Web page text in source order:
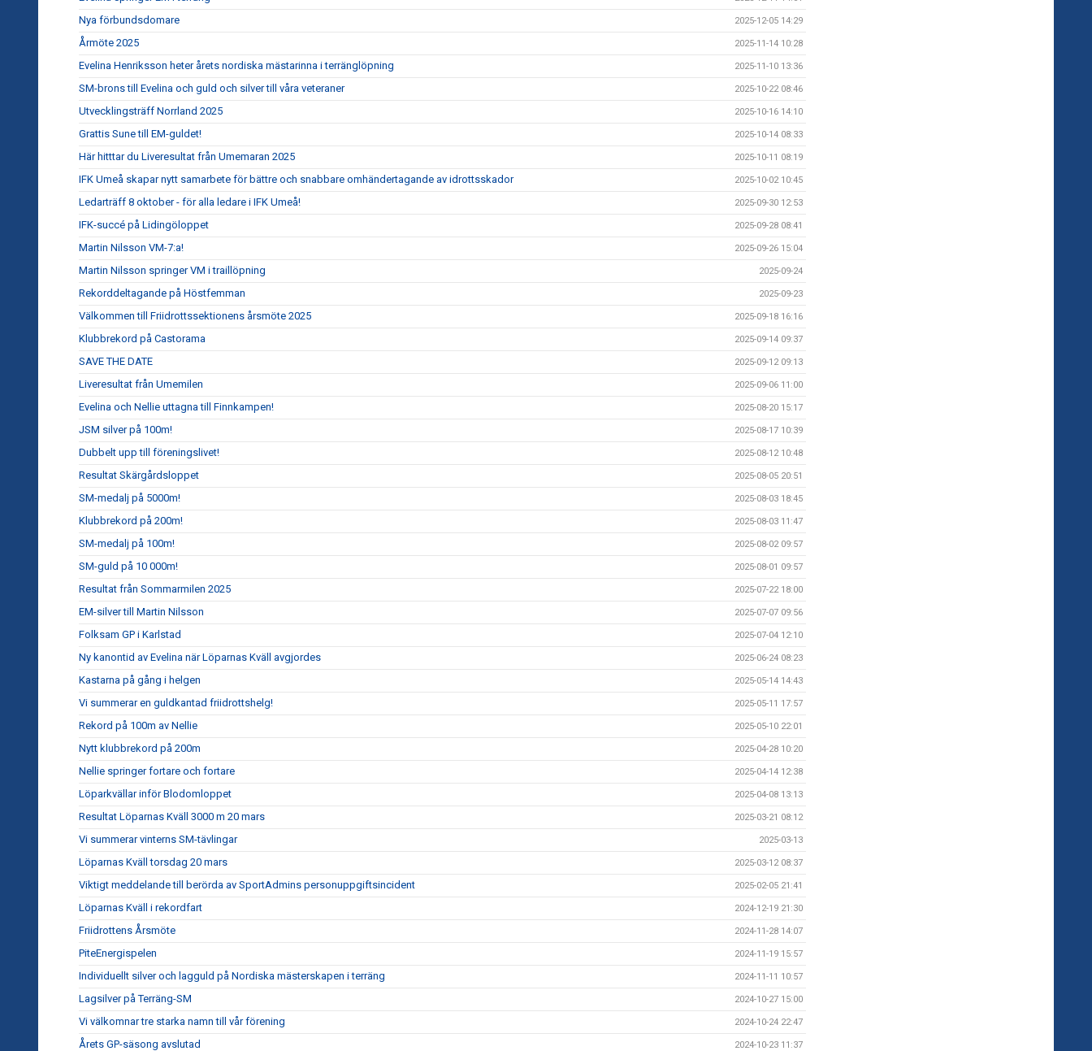
Nya förbundsdomare 2025-12-05 14:29
Årmöte 2025 2025-11-14 10:28
Evelina Henriksson heter årets nordiska mästarinna i terränglöpning 2025-11-10 13:36
SM-brons till Evelina och guld och silver till våra veteraner 2025-10-22 08:46
Utvecklingsträff Norrland 2025 2025-10-16 14:10
Grattis Sune till EM-guldet! 2025-10-14 08:33
Här hitttar du Liveresultat från Umemaran 2025 2025-10-11 08:19
IFK Umeå skapar nytt samarbete för bättre och snabbare omhändertagande av idrottsskador 2025-10-02 10:45
Ledarträff 8 oktober - för alla ledare i IFK Umeå! 2025-09-30 12:53
IFK-succé på Lidingöloppet 2025-09-28 08:41
Martin Nilsson VM-7:a! 2025-09-26 15:04
Martin Nilsson springer VM i traillöpning 2025-09-24
Rekorddeltagande på Höstfemman 2025-09-23
Välkommen till Friidrottssektionens årsmöte 2025 2025-09-18 16:16
Klubbrekord på Castorama 2025-09-14 09:37
SAVE THE DATE 2025-09-12 09:13
Liveresultat från Umemilen 2025-09-06 11:00
Evelina och Nellie uttagna till Finnkampen! 2025-08-20 15:17
JSM silver på 100m! 2025-08-17 10:39
Dubbelt upp till föreningslivet! 2025-08-12 10:48
Resultat Skärgårdsloppet 2025-08-05 20:51
SM-medalj på 5000m! 2025-08-03 18:45
Klubbrekord på 200m! 2025-08-03 11:47
SM-medalj på 100m! 2025-08-02 09:57
SM-guld på 10 000m! 2025-08-01 09:57
Resultat från Sommarmilen 2025 2025-07-22 18:00
EM-silver till Martin Nilsson 2025-07-07 09:56
Folksam GP i Karlstad 2025-07-04 12:10
Ny kanontid av Evelina när Löparnas Kväll avgjordes 2025-06-24 08:23
Kastarna på gång i helgen 2025-05-14 14:43
Vi summerar en guldkantad friidrottshelg! 2025-05-11 17:57
Rekord på 100m av Nellie 2025-05-10 22:01
Nytt klubbrekord på 200m 2025-04-28 10:20
Nellie springer fortare och fortare 2025-04-14 12:38
Löparkvällar inför Blodomloppet 2025-04-08 13:13
Resultat Löparnas Kväll 3000 m 20 mars 2025-03-21 08:12
Vi summerar vinterns SM-tävlingar 2025-03-13
Löparnas Kväll torsdag 20 mars 2025-03-12 08:37
Viktigt meddelande till berörda av SportAdmins personuppgiftsincident 2025-02-05 21:41
Löparnas Kväll i rekordfart 2024-12-19 21:30
Friidrottens Årsmöte 2024-11-28 14:07
PiteEnergispelen 2024-11-19 15:57
Individuellt silver och lagguld på Nordiska mästerskapen i terräng 2024-11-11 10:57
Lagsilver på Terräng-SM 2024-10-27 15:00
Vi välkomnar tre starka namn till vår förening 2024-10-24 22:47
Årets GP-säsong avslutad 2024-10-23 11:37